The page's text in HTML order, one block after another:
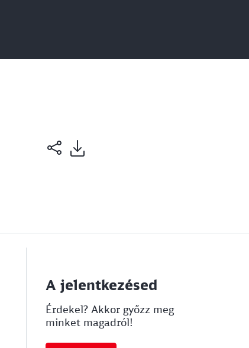
A jelentkezésed
Érdekel? Akkor győzz meg
minket magadról!